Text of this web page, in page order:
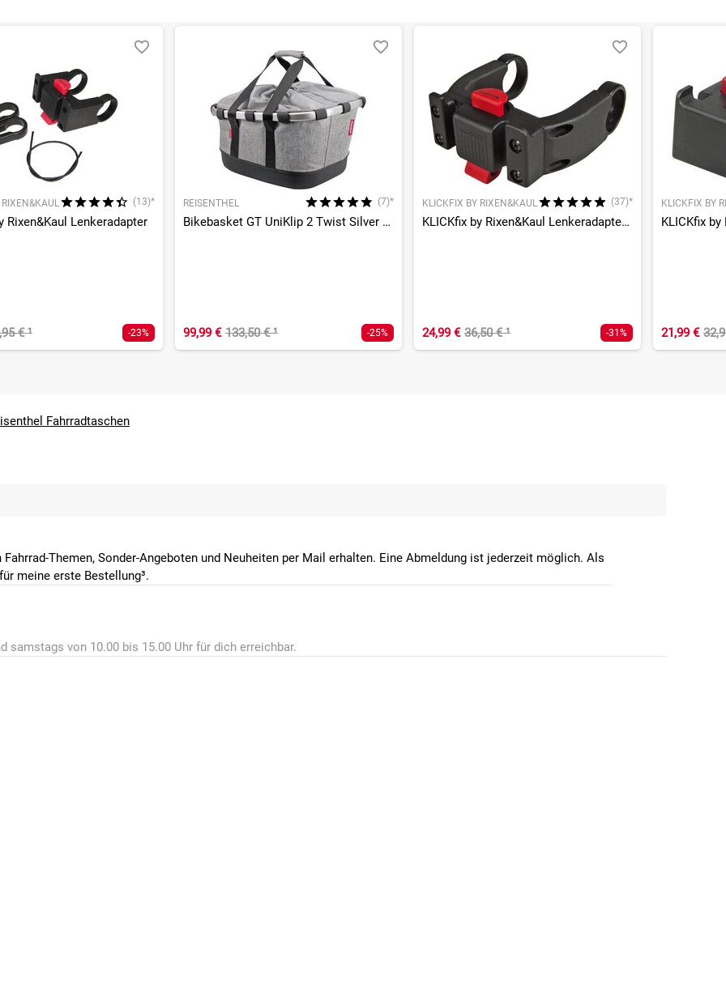
(13)*
Rixen&Kaul Lenkeradapter
€¹ -23%
REISENTHEL (7)*
Bikebasket GT UniKlip 2 Twist Silver Gepäckträgerkorb
99,99 € 133,50 €¹ -25%
KLICKFIX BY RIXEN&KAUL (37)*
KLICKfix by Rixen&Kaul Lenkeradapter E-Bike
24,99 € 36,50 €¹ -31%
KLICKFIX BY
21,99 €
Fahrradtaschen
Themen, Sonder-Angeboten und Neuheiten per Mail erhalten. Eine Abmeldung ist jederzeit möglich. Als
meine erste Bestellung³.
samstags von 10.00 bis 15.00 Uhr für dich erreichbar.